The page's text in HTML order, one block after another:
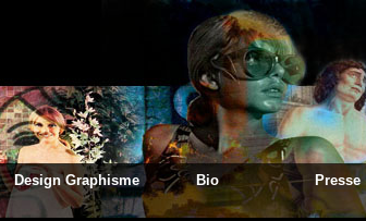
Design Graphisme Bio Presse